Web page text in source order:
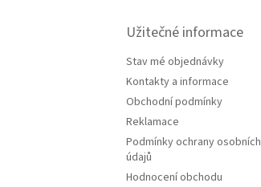
Užitečné informace
Stav mé objednávky
Kontakty a informace
Obchodní podmínky
Reklamace
Podmínky ochrany osobních
údajů
Hodnocení obchodu